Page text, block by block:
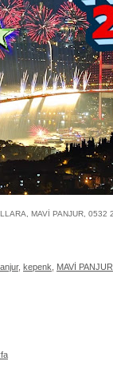
MAVİ PANJUR, 0532
, kepenk MAVİ PANJUR